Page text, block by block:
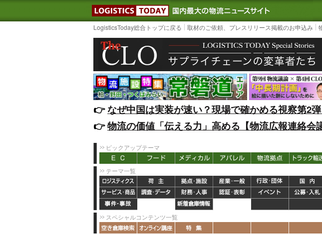
LOGISTICS TODAY｜国内最大の物流ニュ
LogisticsToday総合トップに戻る 取材のご依頼、プレスリリース掲載のお申込み
👉️なぜ中国は実装が速い？現場で確かめる視察第2
👉️物流の価値「伝える力」高める【物流広報連絡会
ピックアップテーマ
テーマ一覧
スペシャルコンテンツ一覧